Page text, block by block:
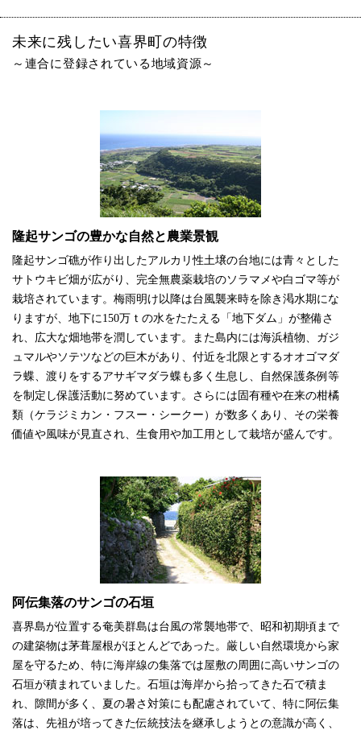
未来に残したい喜界町の特徴
～連合に登録されている地域資源～
隆起サンゴの豊かな自然と農業景観
隆起サンゴ礁が作り出したアルカリ性土壌の台地には青々とした
サトウキビ畑が広がり、完全無農薬栽培のソラマメや白ゴマ等が
栽培されています。梅雨明け以降は台風襲来時を除き渇水期にな
りますが、地下に150万ｔの水をたたえる「地下ダム」が整備さ
れ、広大な畑地帯を潤しています。また島内には海浜植物、ガジ
ュマルやソテツなどの巨木があり、付近を北限とするオオゴマダ
ラ蝶、渡りをするアサギマダラ蝶も多く生息し、自然保護条例等
を制定し保護活動に努めています。さらには固有種や在来の柑橘
類（ケラジミカン・フスー・シークー）が数多くあり、その栄養
価値や風味が見直され、生食用や加工用として栽培が盛んです。
阿伝集落のサンゴの石垣
喜界島が位置する奄美群島は台風の常襲地帯で、昭和初期頃まで
の建築物は茅葺屋根がほとんどであった。厳しい自然環境から家
屋を守るため、特に海岸線の集落では屋敷の周囲に高いサンゴの
石垣が積まれていました。石垣は海岸から拾ってきた石で積ま
れ、隙間が多く、夏の暑さ対策にも配慮されていて、特に阿伝集
落は、先祖が培ってきた伝統技法を継承しようとの意識が高く、